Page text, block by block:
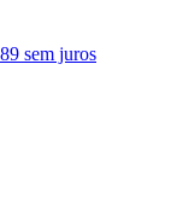
sem juros